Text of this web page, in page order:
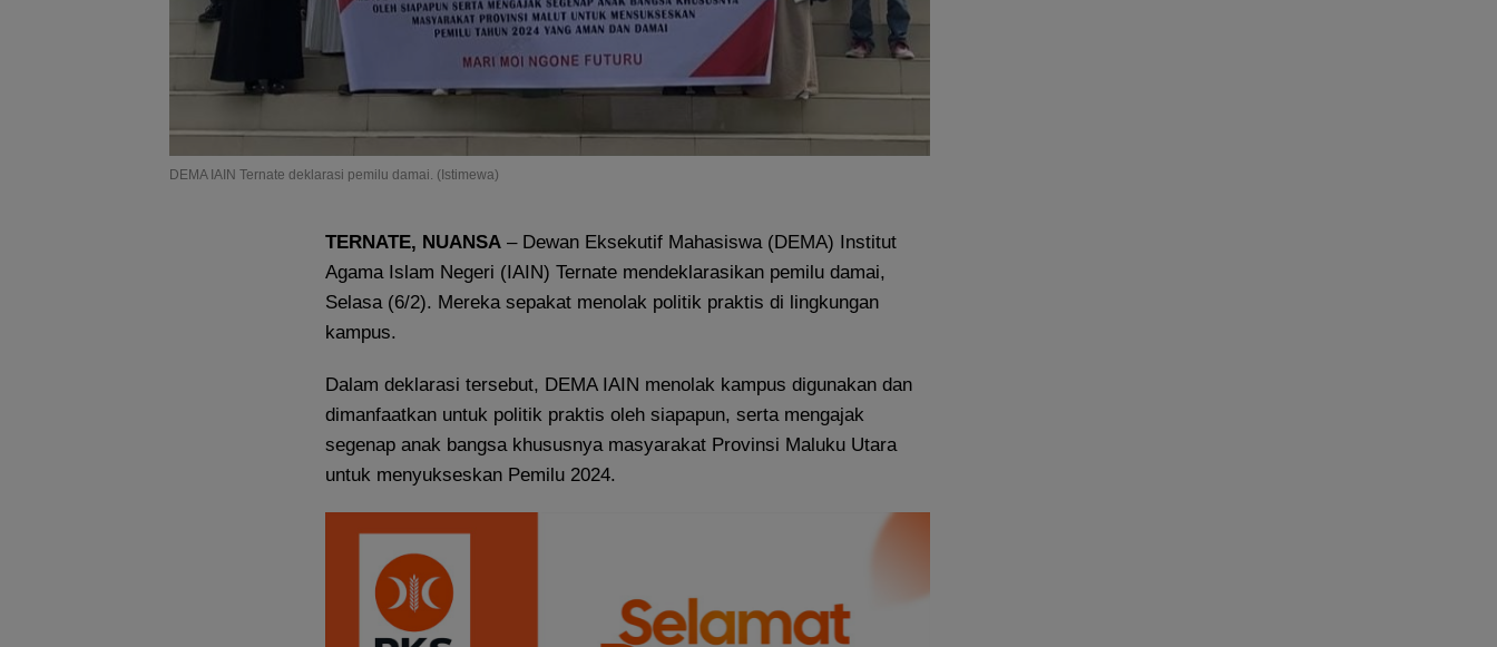
DEMA IAIN Ternate deklarasi pemilu damai. (Istimewa)
TERNATE, NUANSA – Dewan Eksekutif Mahasiswa (DEMA) Institut
Agama Islam Negeri (IAIN) Ternate mendeklarasikan pemilu damai,
Selasa (6/2). Mereka sepakat menolak politik praktis di lingkungan
kampus.
Dalam deklarasi tersebut, DEMA IAIN menolak kampus digunakan dan
dimanfaatkan untuk politik praktis oleh siapapun, serta mengajak
segenap anak bangsa khususnya masyarakat Provinsi Maluku Utara
untuk menyukseskan Pemilu 2024.